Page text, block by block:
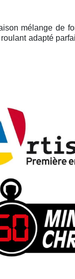
mélange de
adapté